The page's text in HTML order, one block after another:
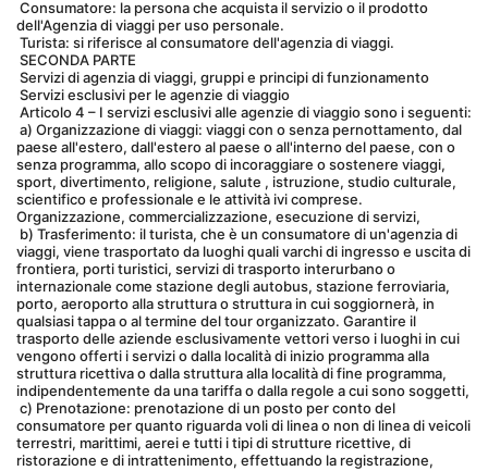
dell'Agenzia di viaggi per uso personale.
Turista: si riferisce al consumatore dell'agenzia di viaggi.
SECONDA PARTE
Servizi di agenzia di viaggi, gruppi e principi di funzionamento
Servizi esclusivi per le agenzie di viaggio
Articolo 4 – I servizi esclusivi alle agenzie di viaggio sono i seguenti:
paese all'estero, dall'estero al paese o all'interno del paese, con o
senza programma, allo scopo di incoraggiare o sostenere viaggi,
sport, divertimento, religione, salute , istruzione, studio culturale,
scientifico e professionale e le attività ivi comprese.
Organizzazione, commercializzazione, esecuzione di servizi,
viaggi, viene trasportato da luoghi quali varchi di ingresso e uscita di
frontiera, porti turistici, servizi di trasporto interurbano o
internazionale come stazione degli autobus, stazione ferroviaria,
porto, aeroporto alla struttura o struttura in cui soggiornerà, in
qualsiasi tappa o al termine del tour organizzato. Garantire il
trasporto delle aziende esclusivamente vettori verso i luoghi in cui
vengono offerti i servizi o dalla località di inizio programma alla
struttura ricettiva o dalla struttura alla località di fine programma,
indipendentemente da una tariffa o dalla regole a cui sono soggetti,
consumatore per quanto riguarda voli di linea o non di linea di veicoli
terrestri, marittimi, aerei e tutti i tipi di strutture ricettive, di
ristorazione e di intrattenimento, effettuando la registrazione,